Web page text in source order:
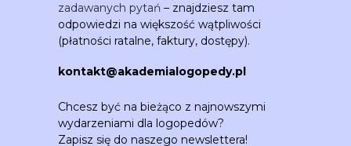
zadawanych pytań – znajdziesz tam
odpowiedzi na większość wątpliwości
(płatności ratalne, faktury, dostępy).
kontakt@akademialogopedy.pl
Chcesz być na bieżąco z najnowszymi
wydarzeniami dla logopedów?
Zapisz się do naszego newslettera!